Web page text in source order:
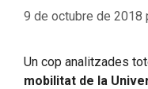
9 de octubre de 2018
Un cop analitzades
mobilitat de la